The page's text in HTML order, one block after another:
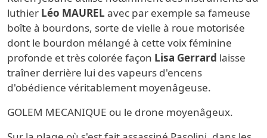
luthier Léo MAUREL avec par exemple sa fameuse
boîte à bourdons, sorte de vielle à roue motorisée
dont le bourdon mélangé à cette voix féminine
profonde et très colorée façon Lisa Gerrard laisse
traîner derrière lui des vapeurs d'encens
d'obédience véritablement moyenâgeuse.
GOLEM MECANIQUE ou le drone moyenâgeux.